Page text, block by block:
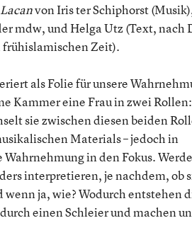
von Iris ter Schiphorst
mdw, und Helga Utz (Text, nach
frühislamischen Zeit).
als Folie für unsere
Kammer eine Frau in zwei
sie zwischen diesen beiden
Materials – jedoch in
in den Fokus.
interpretieren, je nachdem, ob
ja, wie? Wodurch entstehen
einen Schleier und machen